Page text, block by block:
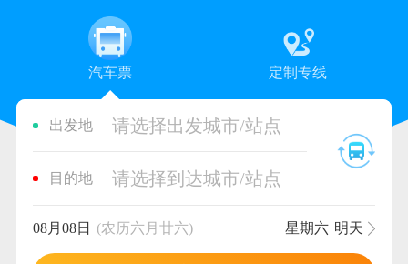
汽车票 定制专线
出发地 请选择出发城市/站点
目的地 请选择到达城市/站点
08月08日 (农历六月廿六) 星期六 明天